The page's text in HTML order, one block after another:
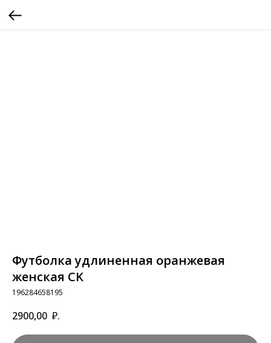
Футболка удлиненная оранжевая
женская CK
196284658195
2900,00 ₽.